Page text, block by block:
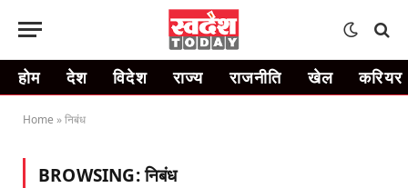
होम देश विदेश राज्य राजनीति खेल करियर
Home »निबंध
BROWSING:निबंध